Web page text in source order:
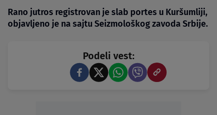
Rano jutros registrovan je slab portes u Kuršumliji,
objavljeno je na sajtu Seizmološkog zavoda Srbije.
Podeli vest: